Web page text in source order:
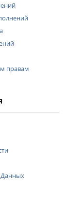
правам
Данных